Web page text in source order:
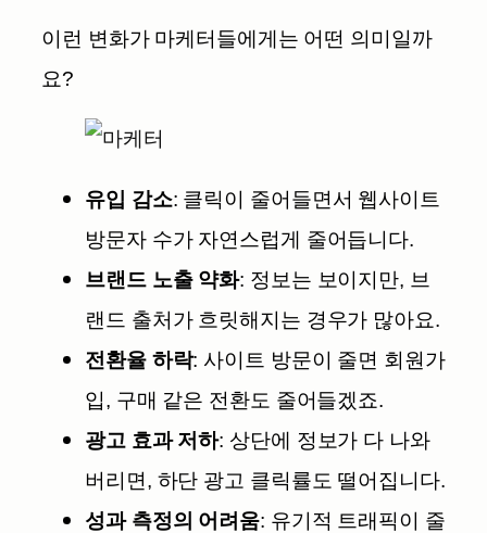
이런 변화가 마케터들에게는 어떤 의미일까
요?
유입 감소: 클릭이 줄어들면서 웹사이트
방문자 수가 자연스럽게 줄어듭니다.
브랜드 노출 약화: 정보는 보이지만, 브
랜드 출처가 흐릿해지는 경우가 많아요.
전환율 하락: 사이트 방문이 줄면 회원가
입, 구매 같은 전환도 줄어들겠죠.
광고 효과 저하: 상단에 정보가 다 나와
버리면, 하단 광고 클릭률도 떨어집니다.
성과 측정의 어려움: 유기적 트래픽이 줄